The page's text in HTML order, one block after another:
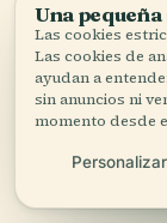
Una
Las cookies
Las cookies de
ayudan a
sin anuncios ni
momento desde
Personalizar